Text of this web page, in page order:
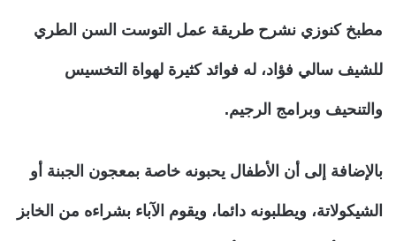
مطبخ كنوزي نشرح طريقة عمل التوست السن الطري
للشيف سالي فؤاد، له فوائد كثيرة لهواة التخسيس
والتنحيف وبرامج الرجيم.
بالإضافة إلى أن الأطفال يحبونه خاصة بمعجون الجبنة أو
الشيكولاتة، ويطلبونه دائما، ويقوم الآباء بشراءه من الخابز